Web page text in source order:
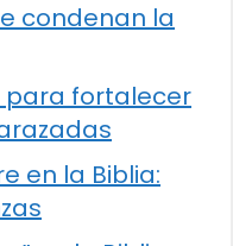
condenan la
para fortalecer
en la Biblia: